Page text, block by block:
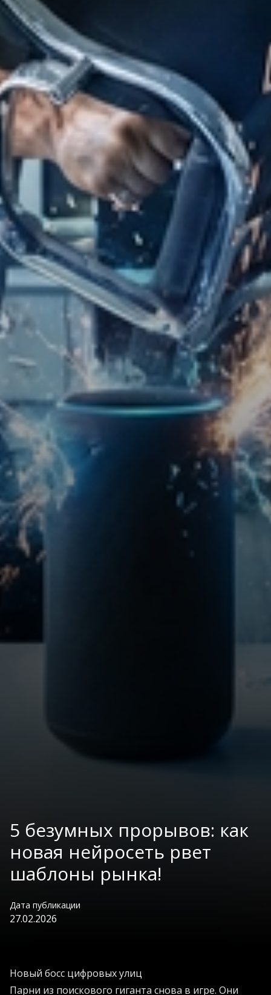
5 безумных прорывов: как
новая нейросеть рвет
шаблоны рынка!
Дата публикации
27.02.2026
Новый босс цифровых улиц
Парни из поискового гиганта снова в игре. Они